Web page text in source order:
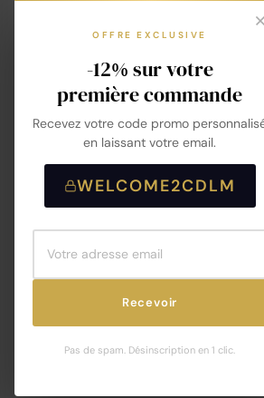
OFFRE EXCLUSIVE
-12% sur votre
première commande
Recevez votre code promo
en laissant votre email.
WELCOME2CDLM
Recevoir
Pas de spam. Désinscription en 1 clic.
Sector
Les montres Sector sont
d'excellence et de
depuis plus de 40 ans.
en Italie, Sector est
une marque de montres
les amateurs du monde
La marque propose une
montres pour hommes et
des modèles classiques